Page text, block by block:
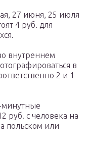
27 июня, 25 июля
4 руб. для
внутреннем
в
2 и 1
минутные
руб. с человека на
польском или